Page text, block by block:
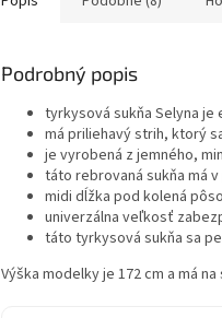
Podrobný popis
tyrkysová sukňa Selyna
má priliehavý strih, ktorý
je vyrobená z jemného,
táto rebrovaná sukňa má
midi dĺžka pod kolená
univerzálna veľkosť
táto tyrkysová sukňa sa
Výška modelky je 172 cm a má